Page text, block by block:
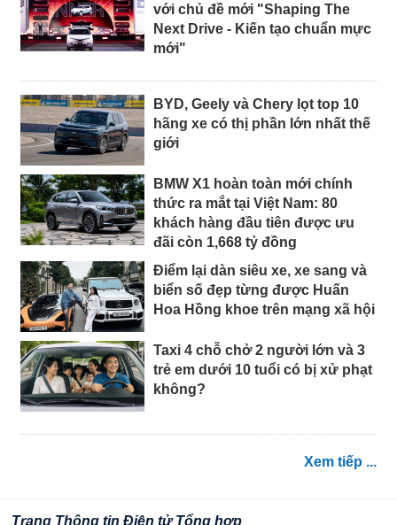
với chủ đề mới "Shaping The
Next Drive - Kiến tạo chuẩn mực
mới"
BYD, Geely và Chery lọt top 10
hãng xe có thị phần lớn nhất thế
giới
BMW X1 hoàn toàn mới chính
thức ra mắt tại Việt Nam: 80
khách hàng đầu tiên được ưu
đãi còn 1,668 tỷ đồng
Điểm lại dàn siêu xe, xe sang và
biển số đẹp từng được Huấn
Hoa Hồng khoe trên mạng xã hội
Taxi 4 chỗ chở 2 người lớn và 3
trẻ em dưới 10 tuổi có bị xử phạt
không?
Xem tiếp ...
Trang Thông tin Điện tử Tổng hợp